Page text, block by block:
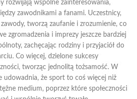
rozwijają wspólne zainteresowania,
zawodnikami a fanami. Uczestnicy,
tworzą zaufanie i zrozumienie, co
zgromadzenia i imprezy jeszcze bardziej
zachęcając rodziny i przyjaciół do
Co więcej, dzielone sukcesy
tworząc jednolitą tożsamość. W
udowadnia, że sport to coś więcej niż
medium, poprzez które społeczności